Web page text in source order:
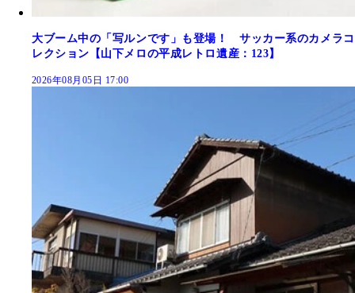
大ブーム中の「写ルンです」も登場！ サッカー系のカメラコ
レクション【山下メロの平成レトロ遺産：123】
2026年08月05日 17:00